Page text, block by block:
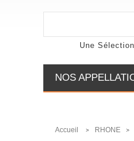
Une
NOS
Accueil
RHONE